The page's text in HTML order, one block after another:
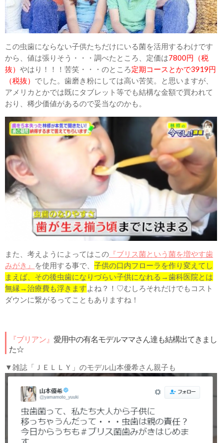
この虫歯にならない子供たちだけにいる菌を活用するわけです
から、値は張りそう・・・調べたところ、定価は7800円（税
抜） やはり！！！苦笑・・・のところ定期コースとかで3919円
（税抜） でした。歯磨き粉にしては高い苦笑。と思いますが、
アメリカとかでは既にタブレット等でも結構な金額で買われて
おり、稀少価値があるので妥当なのかも。
また、考えようによってはこの 『ブリス菌という菌を増やす歯
みがき』
を使用する事で、 子供の口内フローラを作り変えてし
まえば、その後虫歯になりづらい子供になれる→歯科医院とは
無縁→治療費も浮きますよね？！♡むしろそれだけでもコスト
ダウンに繋がるってこともありますね！
『ブリアン』 愛用中の有名モデルママさん達も結構出てきまし
た☆
▼雑誌「ＪＥＬＬＹ」のモデル山本優希さん親子も